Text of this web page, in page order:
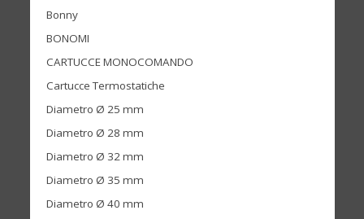
Bonny
BONOMI
CARTUCCE MONOCOMANDO
Cartucce Termostatiche
Diametro Ø 25 mm
Diametro Ø 28 mm
Diametro Ø 32 mm
Diametro Ø 35 mm
Diametro Ø 40 mm